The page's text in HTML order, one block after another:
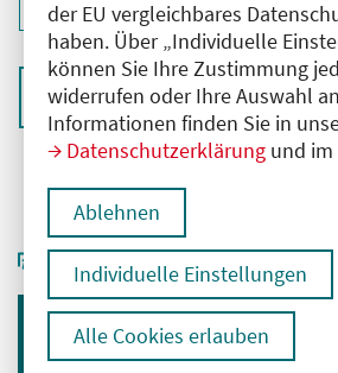
der EU vergleichbares
haben. Über „Individuelle
können Sie Ihre Zustimmung
widerrufen oder Ihre Auswahl
Informationen finden Sie in
Datenschutzerklärung und im
Ablehnen
Individuelle Einstellungen
Alle Cookies erlauben
Filter
ID: ANT-2503746
deaktivieren und
Sortieren nach
Immer informiert bleiben